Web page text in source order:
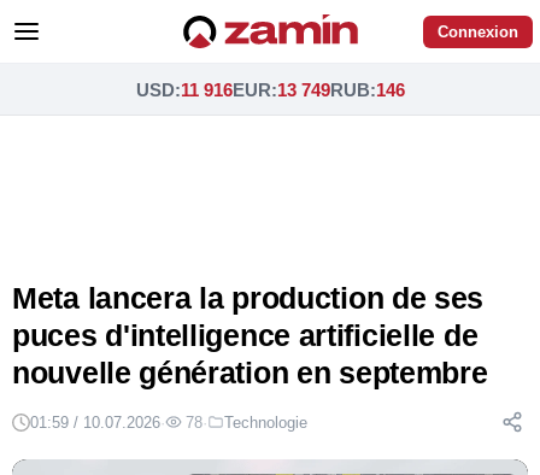
Connexion
USD:11 916EUR:13 749RUB:146
Meta lancera la production de ses
puces d'intelligence artificielle de
nouvelle génération en septembre
01:59 / 10.07.2026· 78· Technologie